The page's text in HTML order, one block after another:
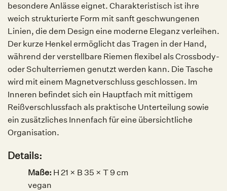
besondere Anlässe eignet. Charakteristisch ist ihre
weich strukturierte Form mit sanft geschwungenen
Linien, die dem Design eine moderne Eleganz verleihen.
Der kurze Henkel ermöglicht das Tragen in der Hand,
während der verstellbare Riemen flexibel als Crossbody-
oder Schulterriemen genutzt werden kann. Die Tasche
wird mit einem Magnetverschluss geschlossen. Im
Inneren befindet sich ein Hauptfach mit mittigem
Reißverschlussfach als praktische Unterteilung sowie
ein zusätzliches Innenfach für eine übersichtliche
Organisation.
Details:
Maße: H 21 × B 35 × T 9 cm
vegan